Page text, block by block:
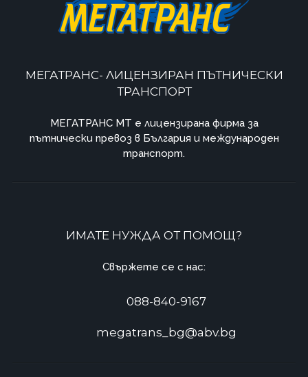
МЕГАТРАНС- ЛИЦЕНЗИРАН ПЪТНИЧЕСКИ
ТРАНСПОРТ
МЕГАТРАНС MT e лицензирана фирма за
пътнически превоз в България и международен
транспорт.
ИМАТЕ НУЖДА ОТ ПОМОЩ?
Свържете се с нас:
088-840-9167
megatrans_bg@abv.bg